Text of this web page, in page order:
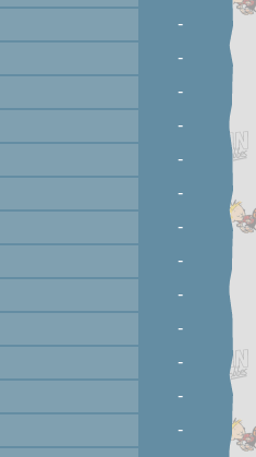
-
-
-
-
-
-
-
-
-
-
-
-
-